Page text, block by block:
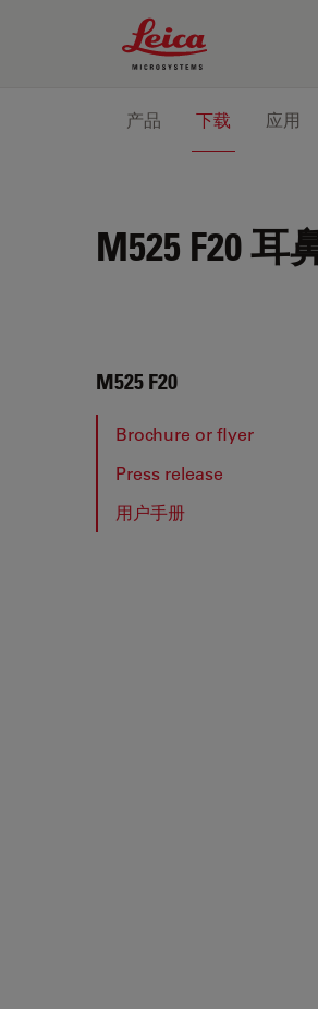
Leica Microsystems Logo
产品 下载 应用
M525 F20耳
M525 F20
Brochure or flyer
Press release
用户手册